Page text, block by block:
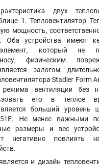
двух
1. Тепловентилятор
мощность,
Оба устройства имеют
который не
физическим
залогом
Stadler Form
режима вентиляции без
его в теплое
больший уровень
Не менее важными
размеры и вес
негативно повлиять
и дизайн